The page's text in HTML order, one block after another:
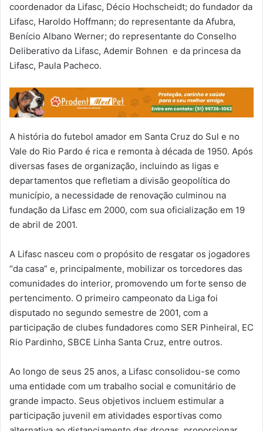
coordenador da Lifasc, Décio Hochscheidt; do fundador da
Lifasc, Haroldo Hoffmann; do representante da Afubra,
Benício Albano Werner; do representante do Conselho
Deliberativo da Lifasc, Ademir Bohnen e da princesa da
Lifasc, Paula Pacheco.
A história do futebol amador em Santa Cruz do Sul e no
Vale do Rio Pardo é rica e remonta à década de 1950. Após
diversas fases de organização, incluindo as ligas e
departamentos que refletiam a divisão geopolítica do
município, a necessidade de renovação culminou na
fundação da Lifasc em 2000, com sua oficialização em 19
de abril de 2001.
A Lifasc nasceu com o propósito de resgatar os jogadores
“da casa” e, principalmente, mobilizar os torcedores das
comunidades do interior, promovendo um forte senso de
pertencimento. O primeiro campeonato da Liga foi
disputado no segundo semestre de 2001, com a
participação de clubes fundadores como SER Pinheiral, EC
Rio Pardinho, SBCE Linha Santa Cruz, entre outros.
Ao longo de seus 25 anos, a Lifasc consolidou-se como
uma entidade com um trabalho social e comunitário de
grande impacto. Seus objetivos incluem estimular a
participação juvenil em atividades esportivas como